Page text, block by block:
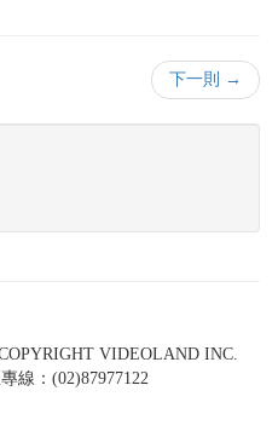
下一則 →
VIDEOLAND INC.
線：(02)87977122